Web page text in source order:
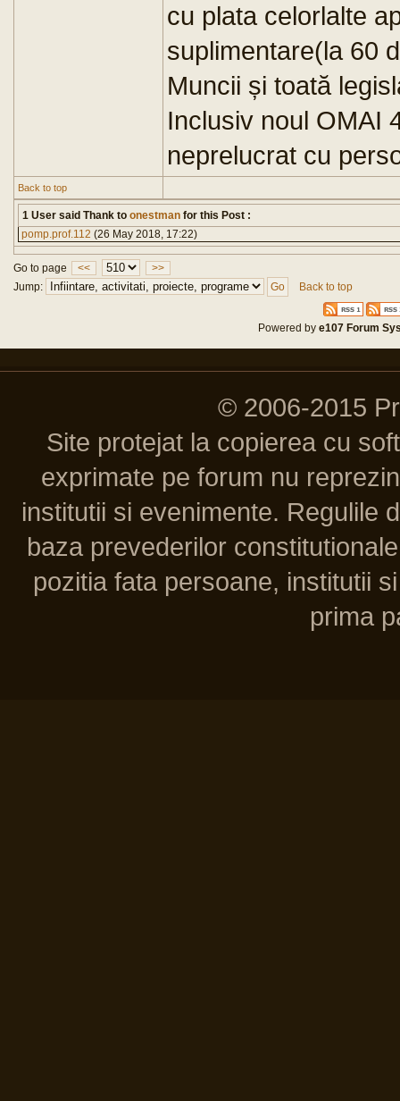
cu plata celorlalte
suplimentare(la 60
Muncii și toată
Inclusiv noul OMAI
neprelucrat cu
Back to top
1 User said Thank to onestman for this Post :
pomp.prof.112 (26 May 2018, 17:22)
Go to page <<
>>
Jump:
Back to top
Powered bye107 Forum
© 2006-2015
Site protejat la copierea cu
exprimate pe forum nu
institutii si evenimente. Regulile
baza prevederilor
pozitia fata persoane, institutii
prima